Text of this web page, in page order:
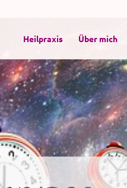
Heilpraxis Über mich